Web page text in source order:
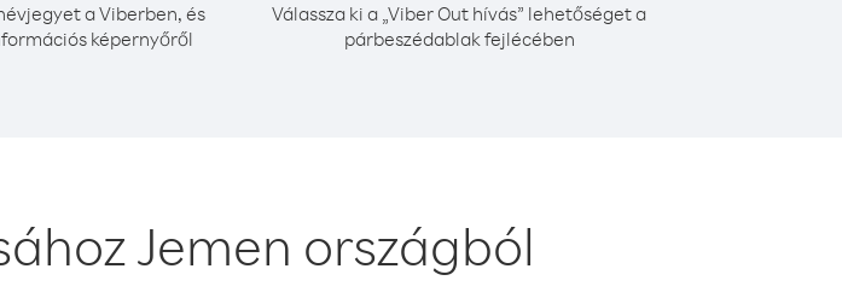
a Viberben, és
képernyőről
Válassza ki a „Viber Out hívás” lehetőséget a
párbeszédablak fejlécében
Jemen országból